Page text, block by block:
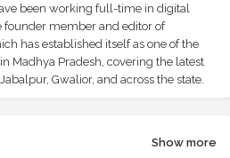
been working full-time in digital
founder member and editor of
has established itself as one of the
Madhya Pradesh, covering the latest
Gwalior, and across the state.
Show more